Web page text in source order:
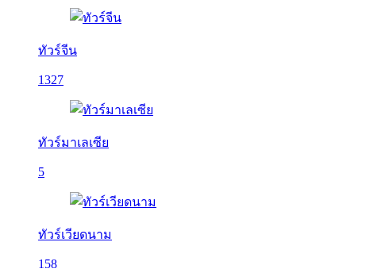
ทัวร์จีน
1327
ทัวร์มาเลเซีย
5
ทัวร์เวียดนาม
158